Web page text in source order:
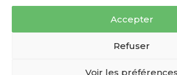
Accepter
Refuser
Voir les préférences
entitles you to a 18 hole
golf buggy, and a menu du
Pic&Putt restaurant.Make
book at 05.62.91.06.20
Réservez en